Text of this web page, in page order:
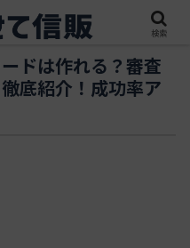
ドは作れる？審査
底紹介！成功率ア
検索